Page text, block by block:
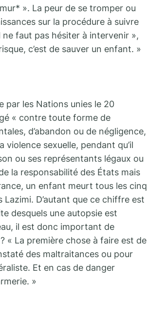
». La peur de se tromper ou
sur la procédure à suivre
faut pas hésiter à intervenir »,
c’est de sauver un enfant. »
par les Nations unies le 20
« contre toute forme de
d’abandon ou de négligence,
sexuelle, pendant qu’il
ou ses représentants légaux ou
la responsabilité des États mais
un enfant meurt tous les cinq
D’autant que ce chiffre est
desquels une autopsie est
il est donc important de
« La première chose à faire est de
des maltraitances ou pour
Et en cas de danger
»